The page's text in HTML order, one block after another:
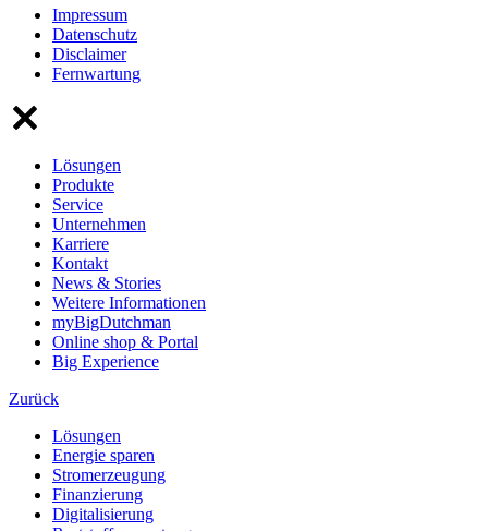
Impressum
Datenschutz
Disclaimer
Fernwartung
Lösungen
Produkte
Service
Unternehmen
Karriere
Kontakt
News & Stories
Weitere Informationen
myBigDutchman
Online shop & Portal
Big Experience
Zurück
Lösungen
Energie sparen
Stromerzeugung
Finanzierung
Digitalisierung